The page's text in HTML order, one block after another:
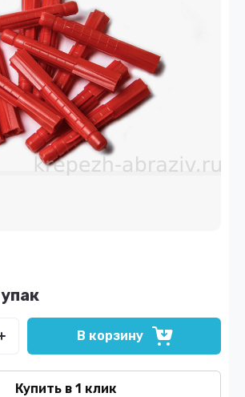
упак
В корзину
Купить в 1 клик